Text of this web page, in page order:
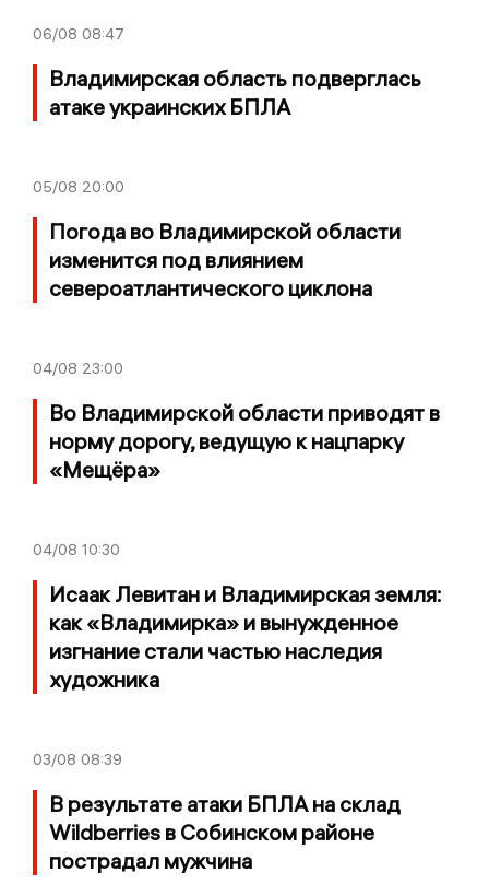
06/08 08:47
Владимирская область подверглась
атаке украинских БПЛА
05/08 20:00
Погода во Владимирской области
изменится под влиянием
североатлантического циклона
04/08 23:00
Во Владимирской области приводят в
норму дорогу, ведущую к нацпарку
«Мещёра»
04/08 10:30
Исаак Левитан и Владимирская земля:
как «Владимирка» и вынужденное
изгнание стали частью наследия
художника
03/08 08:39
В результате атаки БПЛА на склад
Wildberries в Собинском районе
пострадал мужчина